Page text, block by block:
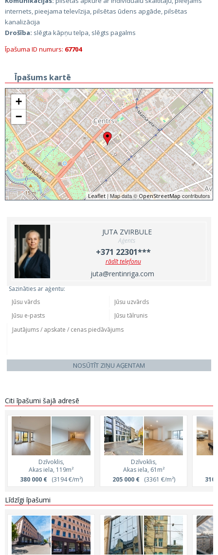
internets, pieejama televīzija, pilsētas ūdens apgāde, pilsētas
kanalizācija
Drošība: slēgta kāpņu telpa, slēgts pagalms
Īpašuma ID numurs: 67704
Īpašums kartē
+
−
Leaflet| Map data © OpenStreetMap contributors
JUTA ZVIRBULE
Aģents
+371 22301***
rādīt telefonu
juta@rentinriga.com
Sazināties ar aģentu:
NOSŪTĪT ZIŅU AĢENTAM
Citi īpašumi šajā adresē
Dzīvoklis,
Akas iela, 119m²
380 000 €(3194 €/m²)
Dzīvoklis,
Akas iela, 61m²
205 000 €(3361 €/m²)
310
Līdzīgi īpašumi